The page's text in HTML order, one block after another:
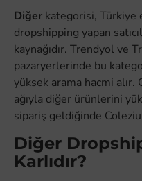
Diğer kategorisi, Türkiye
dropshipping yapan
kaynağıdır. Trendyol ve
pazaryerlerinde bu
yüksek arama hacmi
ağıyla diğer ürünlerini
sipariş geldiğinde
Diğer
Karlıdır?